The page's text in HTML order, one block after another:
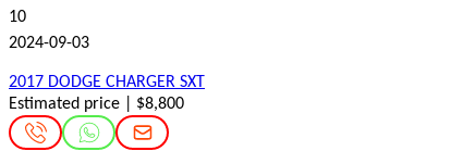
10
2024-09-03
2017 DODGE CHARGER SXT
Estimated price | $8,800